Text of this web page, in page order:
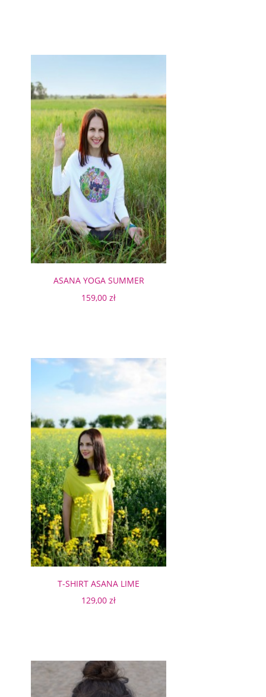
ASANA YOGA SUMMER
159,00 zł
T-SHIRT ASANA LIME
129,00 zł